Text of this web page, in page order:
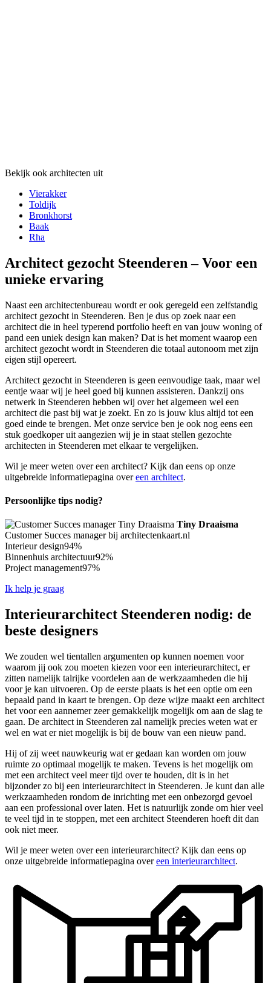
Bekijk ook architecten uit
Vierakker
Toldijk
Bronkhorst
Baak
Rha
Architect gezocht Steenderen – Voor een
unieke ervaring
Naast een architectenbureau wordt er ook geregeld een zelfstandig
architect gezocht in Steenderen. Ben je dus op zoek naar een
architect die in heel typerend portfolio heeft en van jouw woning of
pand een uniek design kan maken? Dat is het moment waarop een
architect gezocht wordt in Steenderen die totaal autonoom met zijn
eigen stijl opereert.
Architect gezocht in Steenderen is geen eenvoudige taak, maar wel
eentje waar wij je heel goed bij kunnen assisteren. Dankzij ons
netwerk in Steenderen hebben wij over het algemeen wel een
architect die past bij wat je zoekt. En zo is jouw klus altijd tot een
goed einde te brengen. Met onze service ben je ook nog eens een
stuk goedkoper uit aangezien wij je in staat stellen gezochte
architecten in Steenderen met elkaar te vergelijken.
Wil je meer weten over een architect? Kijk dan eens op onze
uitgebreide informatiepagina overeen architect.
Persoonlijke tips nodig?
Tiny Draaisma
Customer Succes manager bij architectenkaart.nl
Interieur design94%
Binnenhuis architectuur92%
Project management97%
Ik help je graag
Interieurarchitect Steenderen nodig: de
beste designers
We zouden wel tientallen argumenten op kunnen noemen voor
waarom jij ook zou moeten kiezen voor een interieurarchitect, er
zitten namelijk talrijke voordelen aan de werkzaamheden die hij
voor je kan uitvoeren. Op de eerste plaats is het een optie om een
bepaald pand in kaart te brengen. Op deze wijze maakt een architect
het voor een aannemer zeer gemakkelijk mogelijk om aan de slag te
gaan. De architect in Steenderen zal namelijk precies weten wat er
wel en wat er niet mogelijk is bij de bouw van een nieuw pand.
Hij of zij weet nauwkeurig wat er gedaan kan worden om jouw
ruimte zo optimaal mogelijk te maken. Tevens is het mogelijk om
met een architect veel meer tijd over te houden, dit is in het
bijzonder zo bij een interieurarchitect in Steenderen. Je kunt dan alle
werkzaamheden rondom de inrichting met een onbezorgd gevoel
aan een professional over laten. Het is natuurlijk zonde om hier veel
te veel tijd in te stoppen, met een architect Steenderen hoeft dit dan
ook niet meer.
Wil je meer weten over een interieurarchitect? Kijk dan eens op
onze uitgebreide informatiepagina overeen interieurarchitect.